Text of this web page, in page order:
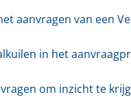
aanvragen van een
in het
om inzicht te